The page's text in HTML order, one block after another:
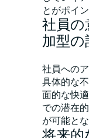
とがポイン
社員
加型
社員への
具体的な
面的な快
での潜在
が可能とな